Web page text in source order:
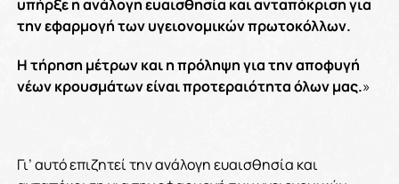
υπήρξε η ανάλογη ευαισθησία και ανταπόκριση για
την εφαρμογή των υγειονομικών πρωτοκόλλων.
Η τήρηση μέτρων και η πρόληψη για την αποφυγή
νέων κρουσμάτων είναι προτεραιότητα όλων μας.»
Γι’ αυτό επιζητεί την ανάλογη ευαισθησία και